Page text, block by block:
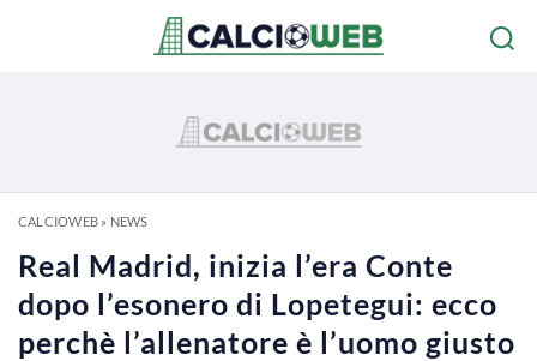
CALCIOWEB» NEWS
Real Madrid, inizia l’era Conte
dopo l’esonero di Lopetegui: ecco
perchè l’allenatore è l’uomo giusto